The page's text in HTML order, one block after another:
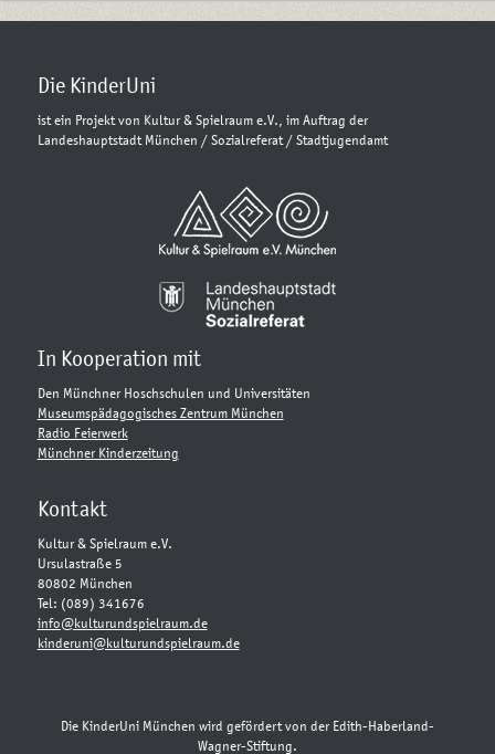
Die KinderUni
ist ein Projekt von Kultur & Spielraum e.V., im Auftrag der
Landeshauptstadt München / Sozialreferat / Stadtjugendamt
In Kooperation mit
Den Münchner Hoschschulen und Universitäten
Museumspädagogisches Zentrum München
Radio Feierwerk
Münchner Kinderzeitung
Kontakt
Kultur & Spielraum e.V.
Ursulastraße 5
80802 München
Tel: (089) 341676
info@kulturundspielraum.de
kinderuni@kulturundspielraum.de
Die KinderUni München wird gefördert von der Edith-Haberland-
Wagner-Stiftung.